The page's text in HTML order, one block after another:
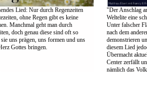
Lied: Nur durch Regenzeiten
ohne Regen gibt es keine
Manchmal geht man durch
doch genau diese sind oft so
uns prägen, uns formen und uns
Gottes bringen.
"Der Anschlag
Weltelite eine
Unter falscher
nach dem
demonstrieren
diesem Lied
Übermacht
Center zerfällt
nämlich das